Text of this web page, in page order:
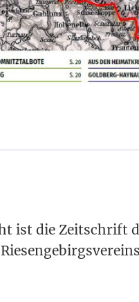
ist die Zeit­schrift